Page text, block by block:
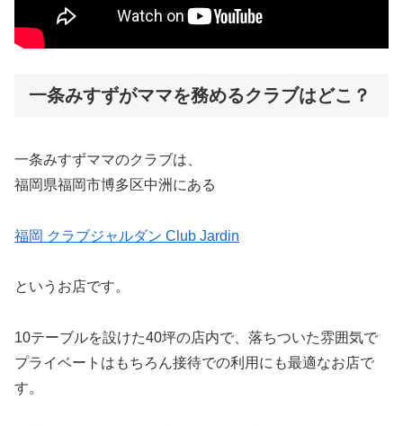
一条みすずがママを務めるクラブはどこ？
一条みすずママのクラブは、
福岡県福岡市博多区中洲にある
福岡 クラブジャルダン Club Jardin
というお店です。
10テーブルを設けた40坪の店内で、落ちついた雰囲気で
プライベートはもちろん接待での利用にも最適なお店で
す。